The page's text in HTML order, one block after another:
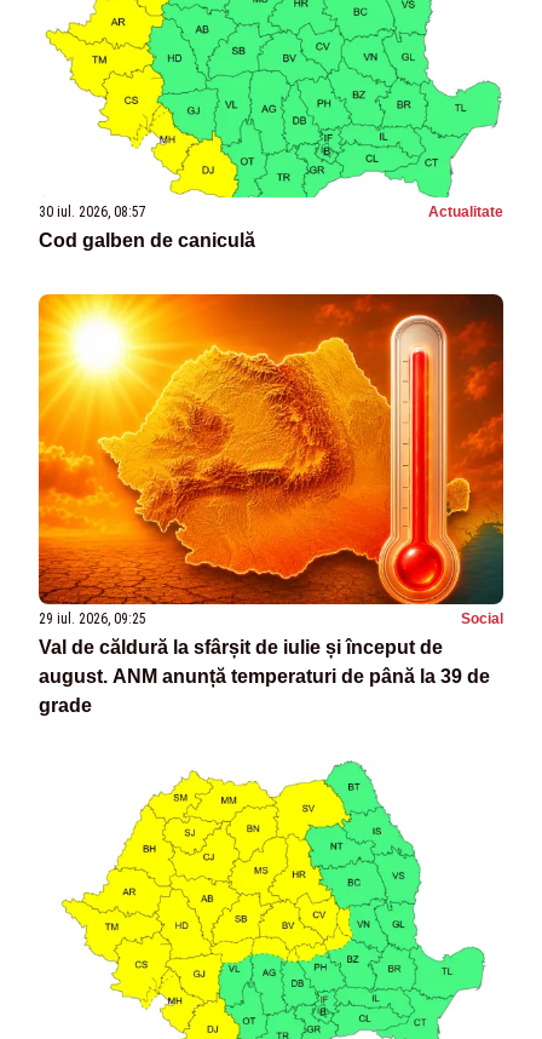
30 iul. 2026, 08:57 Actualitate
Cod galben de caniculă
29 iul. 2026, 09:25 Social
Val de căldură la sfârșit de iulie și început de
august. ANM anunță temperaturi de până la 39 de
grade